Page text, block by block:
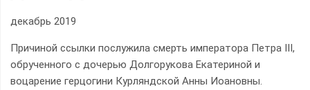
декабрь 2019
Причиной ссылки послужила смерть императора Петра III,
обрученного с дочерью Долгорукова Екатериной и
воцарение герцогини Курляндской Анны Иоановны.